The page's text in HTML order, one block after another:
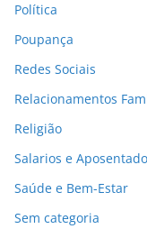
Política
Poupança
Redes Sociais
Relacionamentos
Religião
Salarios e
Saúde e Bem-Estar
Sem categoria